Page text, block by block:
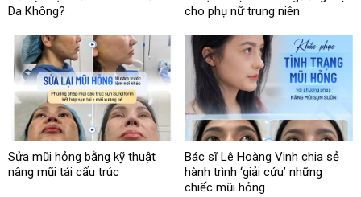
Da Không?
cho phụ nữ trung niên
Sửa mũi hỏng bằng kỹ thuật
nâng mũi tái cấu trúc
Bác sĩ Lê Hoàng Vinh chia sẻ
hành trình ‘giải cứu’ những
chiếc mũi hỏng